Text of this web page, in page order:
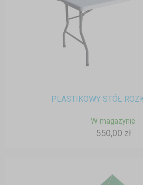
PLASTIKOWY STÓŁ
W magazynie
550,00 zł